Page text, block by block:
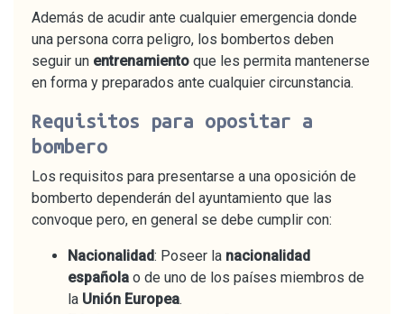
Además de acudir ante cualquier emergencia donde
una persona corra peligro, los bombertos deben
seguir un entrenamiento que les permita mantenerse
en forma y preparados ante cualquier circunstancia.
Requisitos para opositar a
bombero
Los requisitos para presentarse a una oposición de
bomberto dependerán del ayuntamiento que las
convoque pero, en general se debe cumplir con:
Nacionalidad: Poseer la nacionalidad
española o de uno de los países miembros de
la Unión Europea.